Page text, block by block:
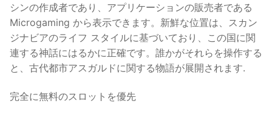
シンの作成者であり、アプリケーションの販売者である
Microgaming から表示できます。新鮮な位置は、スカン
ジナビアのライフ スタイルに基づいており、この国に関
連する神話にはるかに正確です。誰かがそれらを操作する
と、古代都市アスガルドに関する物語が展開されます.
完全に無料のスロットを優先